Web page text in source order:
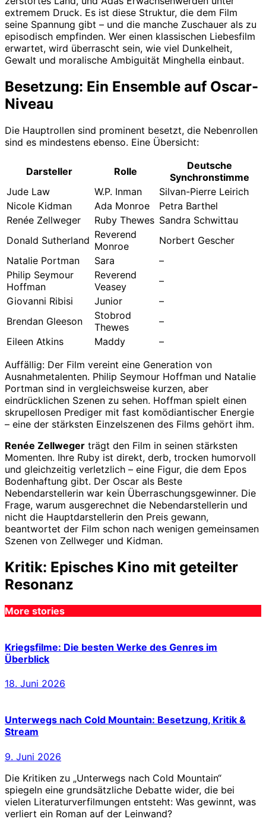
extremem Druck. Es ist diese Struktur, die dem Film
seine Spannung gibt – und die manche Zuschauer als zu
episodisch empfinden. Wer einen klassischen Liebesfilm
erwartet, wird überrascht sein, wie viel Dunkelheit,
Gewalt und moralische Ambiguität Minghella einbaut.
Besetzung: Ein Ensemble auf Oscar-
Niveau
Die Hauptrollen sind prominent besetzt, die Nebenrollen
sind es mindestens ebenso. Eine Übersicht:
Darsteller Rolle
Deutsche
Synchronstimme
Jude Law
W.P. Inman
Silvan-Pierre Leirich
Nicole Kidman
Ada Monroe
Petra Barthel
Renée Zellweger
Ruby Thewes Sandra Schwittau
Donald Sutherland Reverend
Monroe
Norbert Gescher
Natalie Portman
Sara
–
Philip Seymour
Hoffman
Reverend
Veasey
–
Giovanni Ribisi
Junior
–
Brendan Gleeson
Stobrod
Thewes
–
Eileen Atkins
Maddy
–
Auffällig: Der Film vereint eine Generation von
Ausnahmetalenten. Philip Seymour Hoffman und Natalie
Portman sind in vergleichsweise kurzen, aber
eindrücklichen Szenen zu sehen. Hoffman spielt einen
skrupellosen Prediger mit fast komödiantischer Energie
– eine der stärksten Einzelszenen des Films gehört ihm.
Renée Zellweger trägt den Film in seinen stärksten
Momenten. Ihre Ruby ist direkt, derb, trocken humorvoll
und gleichzeitig verletzlich – eine Figur, die dem Epos
Bodenhaftung gibt. Der Oscar als Beste
Nebendarstellerin war kein Überraschungsgewinner. Die
Frage, warum ausgerechnet die Nebendarstellerin und
nicht die Hauptdarstellerin den Preis gewann,
beantwortet der Film schon nach wenigen gemeinsamen
Szenen von Zellweger und Kidman.
Kritik: Episches Kino mit geteilter
Resonanz
More stories
Kriegsfilme: Die besten Werke des Genres im
Überblick
18. Juni 2026
Unterwegs nach Cold Mountain: Besetzung, Kritik &
Stream
9. Juni 2026
Die Kritiken zu „Unterwegs nach Cold Mountain“
spiegeln eine grundsätzliche Debatte wider, die bei
vielen Literaturverfilmungen entsteht: Was gewinnt, was
verliert ein Roman auf der Leinwand?